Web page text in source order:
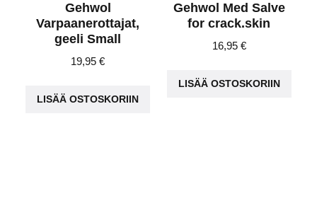
Gehwol
Varpaanerottajat,
geeli Small
19,95€
LISÄÄ OSTOSKORIIN
Gehwol Med Salve
for crack.skin
16,95 €
LISÄÄ OSTOSKORIIN